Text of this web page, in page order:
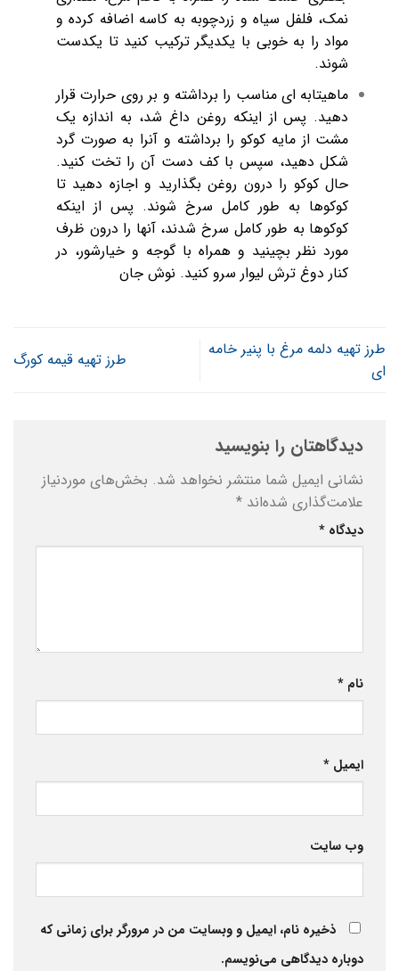
نمک، فلفل سیاه و زردچوبه به کاسه اضافه کرده و
مواد را به خوبی با یکدیگر ترکیب کنید تا یکدست
شوند.
ماهیتابه ای مناسب را برداشته و بر روی حرارت قرار
دهید. پس از اینکه روغن داغ شد، به اندازه یک
مشت از مایه کوکو را برداشته و آنرا به صورت گرد
شکل دهید، سپس با کف دست آن را تخت کنید.
حال کوکو را درون روغن بگذارید و اجازه دهید تا
کوکوها به طور کامل سرخ شوند. پس از اینکه
کوکوها به طور کامل سرخ شدند، آنها را درون ظرف
مورد نظر بچینید و همراه با گوجه و خیارشور، در
کنار دوغ ترش لیوار سرو کنید. نوش جان
طرز تهیه دلمه مرغ با پنیر خامه
ای
طرز تهیه قیمه کورگ
دیدگاهتان را بنویسید
نشانی ایمیل شما منتشر نخواهد شد. بخش‌های موردنیاز
علامت‌گذاری شده‌اند *
دیدگاه *
نام *
ایمیل *
وب‌ سایت
ذخیره نام، ایمیل و وبسایت من در مرورگر برای زمانی که
دوباره دیدگاهی می‌نویسم.